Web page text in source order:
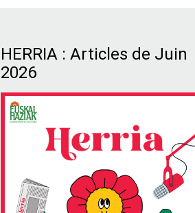
HERRIA : Articles de Juin
2026